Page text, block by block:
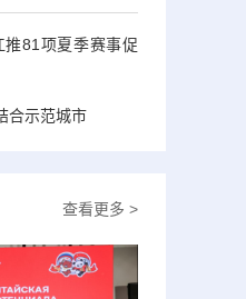
81项夏季赛事促
合示范城市
查看更多 >